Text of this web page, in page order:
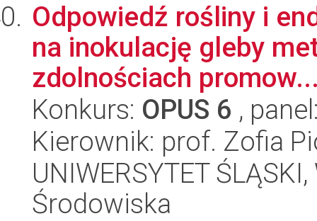
Odpowiedź rośliny i
na inokulację gleby
zdolnościach
Konkurs: OPUS 6 ,
Kierownik: prof. Zofia
UNIWERSYTET
Środowiska